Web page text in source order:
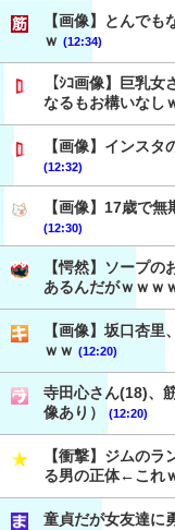
【画像】とんで
ｗ (12:34)
【ｼｺ画像】巨乳
なるもお構いなし
【画像】インス
(12:32)
【画像】17歳で
(12:30)
【愕然】ソープ
あるんだがｗｗｗ
【画像】坂口杏
ｗｗ (12:20)
寺田心さん(18)、
像あり）
(12:20)
【衝撃】ジムの
る男の正体←これ
童貞だが女友達に